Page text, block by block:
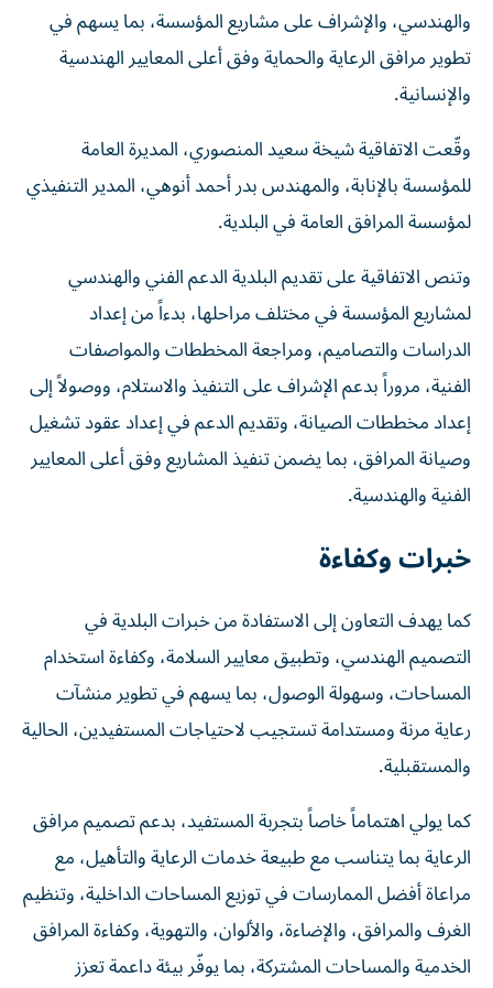
والهندسي، والإشراف على مشاريع المؤسسة، بما يسهم في
تطوير مرافق الرعاية والحماية وفق أعلى المعايير الهندسية
والإنسانية.
وقّعت الاتفاقية شيخة سعيد المنصوري، المديرة العامة
للمؤسسة بالإنابة، والمهندس بدر أحمد أنوهي، المدير التنفيذي
لمؤسسة المرافق العامة في البلدية.
وتنص الاتفاقية على تقديم البلدية الدعم الفني والهندسي
لمشاريع المؤسسة في مختلف مراحلها، بدءاً من إعداد
الدراسات والتصاميم، ومراجعة المخططات والمواصفات
الفنية، مروراً بدعم الإشراف على التنفيذ والاستلام، ووصولاً إلى
إعداد مخططات الصيانة، وتقديم الدعم في إعداد عقود تشغيل
وصيانة المرافق، بما يضمن تنفيذ المشاريع وفق أعلى المعايير
الفنية والهندسية.
خبرات وكفاءة
كما يهدف التعاون إلى الاستفادة من خبرات البلدية في
التصميم الهندسي، وتطبيق معايير السلامة، وكفاءة استخدام
المساحات، وسهولة الوصول، بما يسهم في تطوير منشآت
رعاية مرنة ومستدامة تستجيب لاحتياجات المستفيدين، الحالية
والمستقبلية.
كما يولي اهتماماً خاصاً بتجربة المستفيد، بدعم تصميم مرافق
الرعاية بما يتناسب مع طبيعة خدمات الرعاية والتأهيل، مع
مراعاة أفضل الممارسات في توزيع المساحات الداخلية، وتنظيم
الغرف والمرافق، والإضاءة، والألوان، والتهوية، وكفاءة المرافق
الخدمية والمساحات المشتركة، بما يوفّر بيئة داعمة تعزز